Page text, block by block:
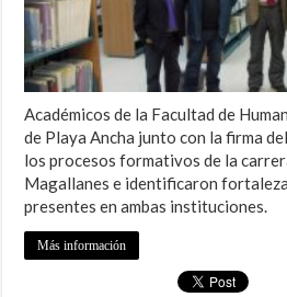
Académicos de la Facultad de
de Playa Ancha junto con la firma
los procesos formativos de la
Magallanes e identificaron
presentes en ambas instituciones.
Más información